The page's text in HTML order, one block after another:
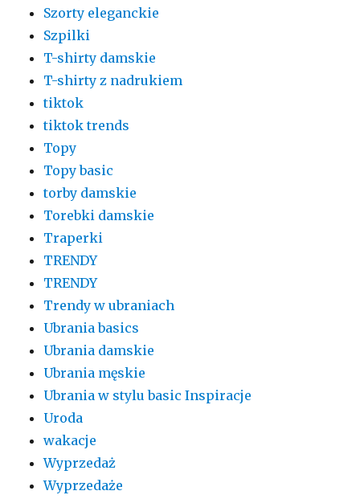
Szorty eleganckie
Szpilki
T-shirty damskie
T-shirty z nadrukiem
tiktok
tiktok trends
Topy
Topy basic
torby damskie
Torebki damskie
Traperki
TRENDY
TRENDY
Trendy w ubraniach
Ubrania basics
Ubrania damskie
Ubrania męskie
Ubrania w stylu basic Inspiracje
Uroda
wakacje
Wyprzedaż
Wyprzedaże